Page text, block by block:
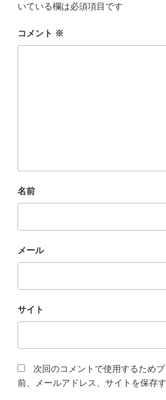
いている欄は必須項目です
コメント ※
名前
メール
サイト
次回のコメントで使用するため
前、メールアドレス、サイトを保存す